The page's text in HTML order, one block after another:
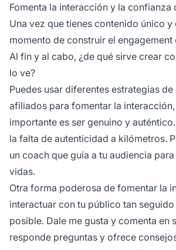
Fomenta la interacción y la confianza
Una vez que tienes contenido único y
momento de construir el engagement
Al fin y al cabo, ¿de qué sirve crear
lo ve?
Puedes usar diferentes estrategias
afiliados para fomentar la
importante es ser genuino y
la falta de autenticidad a kilómetros.
un coach que guía a tu audiencia
vidas.
Otra forma poderosa de fomentar la
interactuar con tu público tan
posible. Dale me gusta y comenta en
responde preguntas y ofrece